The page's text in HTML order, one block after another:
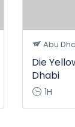
Abu
Die
Dhabi
1H